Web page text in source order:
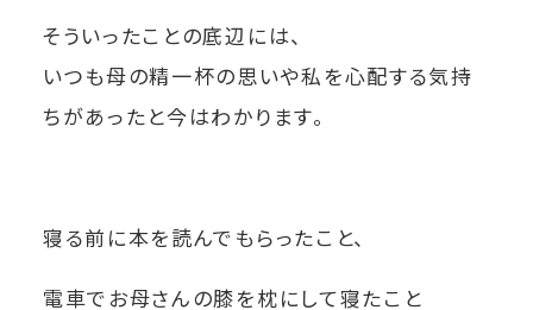
そういったことの底辺には、
いつも母の精一杯の思いや私を心配する気持
ちがあったと今はわかります。
寝る前に本を読んでもらったこと、
電車でお母さんの膝を枕にして寝たこと